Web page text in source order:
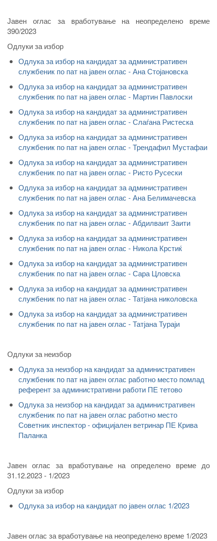
Јавен оглас за вработување на неопределено време
390/2023
Одлуки за избор
Одлука за избор на кандидат за административен
службеник по пат на јавен оглас - Ана Стојановска
Одлука за избор на кандидат за административен
службеник по пат на јавен оглас - Мартин Павлоски
Одлука за избор на кандидат за административен
службеник по пат на јавен оглас - Слаѓана Ристеска
Одлука за избор на кандидат за административен
службеник по пат на јавен оглас - Трендафил Мустафаи
Одлука за избор на кандидат за административен
службеник по пат на јавен оглас - Ристо Русески
Одлука за избор на кандидат за административен
службеник по пат на јавен оглас - Ана Белимачевска
Одлука за избор на кандидат за административен
службеник по пат на јавен оглас - Абдилваит Заити
Одлука за избор на кандидат за административен
службеник по пат на јавен оглас - Никола Крстиќ
Одлука за избор на кандидат за административен
службеник по пат на јавен оглас - Сара Цловска
Одлука за избор на кандидат за административен
службеник по пат на јавен оглас - Татјана николовска
Одлука за избор на кандидат за административен
службеник по пат на јавен оглас - Татјана Тураји
Одлуки за неизбор
Одлука за неизбор на кандидат за административен
службеник по пат на јавен оглас работно место помлад
референт за административни работи ПЕ тетово
Одлука за неизбор на кандидат за административен
службеник по пат на јавен оглас работно место
Советник инспектор - официјален ветринар ПЕ Крива
Паланка
Јавен оглас за вработување на определено време до
31.12.2023 - 1/2023
Одлуки за избор
Одлука за избор на кандидат по јавен оглас 1/2023
Јавен оглас за вработување на неопределено време 1/2023